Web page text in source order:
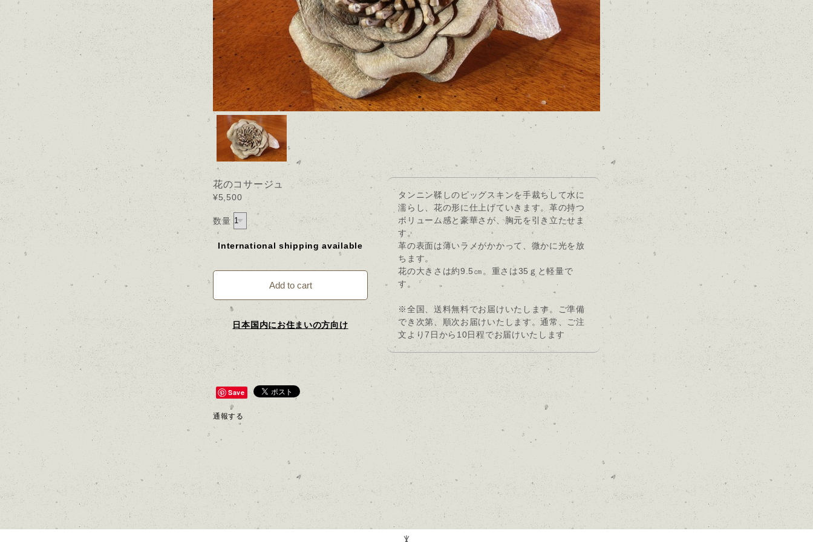
タンニン鞣しのピッグスキンを手裁ちして水に
濡らし、花の形に仕上げていきます。革の持つ
ボリューム感と豪華さが、胸元を引き立たせま
す。
革の表面は薄いラメがかかって、微かに光を放
ちます。
花の大きさは約9.5㎝。重さは35ｇと軽量で
す。
※全国、送料無料でお届けいたします。ご準備
でき次第、順次お届けいたします。通常、ご注
文より7日から10日程でお届けいたします
花のコサージュ
¥5,500
数量
International shipping available
Add to cart
日本国内にお住まいの方向け
Save
通報する